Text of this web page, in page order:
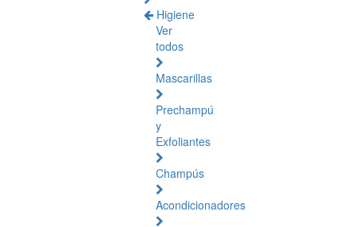
Higiene
Ver
todos
Mascarillas
Prechampú
y
Exfoliantes
Champús
Acondicionadores